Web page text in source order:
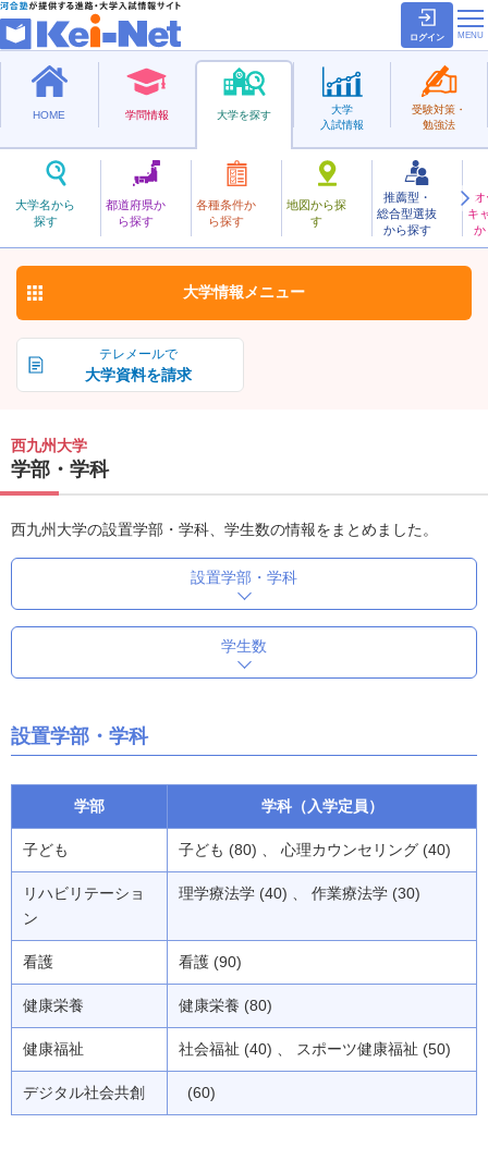
ログイン
HOME 学問情報 大学を探す
大学名から
探す
都道府県か
ら探す
各種条件か
ら探す
地図から探
す
推薦型・
総合型選抜
から探す
キ
か
大学
入試情報
受験対策・
勉強法
私立
にしきゅうしゅう
西九州大学 お気に入り
テレメールで
大学資料を請求
大学情報 メニュー
西九州大学
学部・学科
西九州大学の設置学部・学科、学生数の情報をまとめました。
設置学部・学科
学生数
設置学部・学科
学部 学科（入学定員）
子ども 子ども (80) 、 心理カウンセリング (40)
リハビリテーショ
ン
理学療法学 (40) 、 作業療法学 (30)
看護 看護 (90)
健康栄養 健康栄養 (80)
健康福祉 社会福祉 (40) 、 スポーツ健康福祉 (50)
デジタル社会共創 (60)